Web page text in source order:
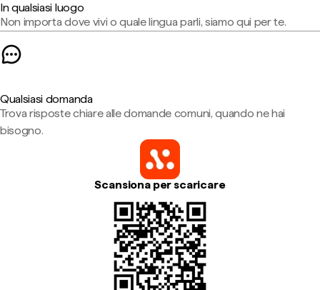
In qualsiasi luogo
Non importa dove vivi o quale lingua parli, siamo qui per te.
Qualsiasi domanda
Trova risposte chiare alle domande comuni, quando ne hai
bisogno.
Scansiona per scaricare